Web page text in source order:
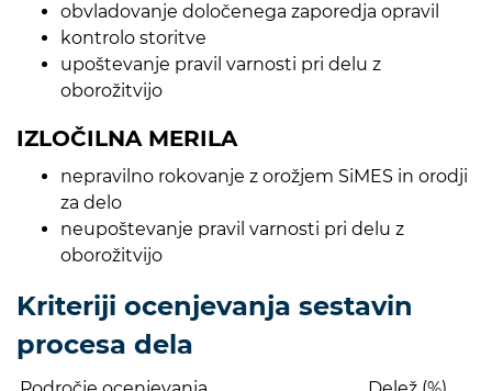
obvladovanje določenega zaporedja opravil
kontrolo storitve
upoštevanje pravil varnosti pri delu z
oborožitvijo
IZLOČILNA MERILA
nepravilno rokovanje z orožjem SiMES in orodji
za delo
neupoštevanje pravil varnosti pri delu z
oborožitvijo
Kriteriji ocenjevanja sestavin
procesa dela